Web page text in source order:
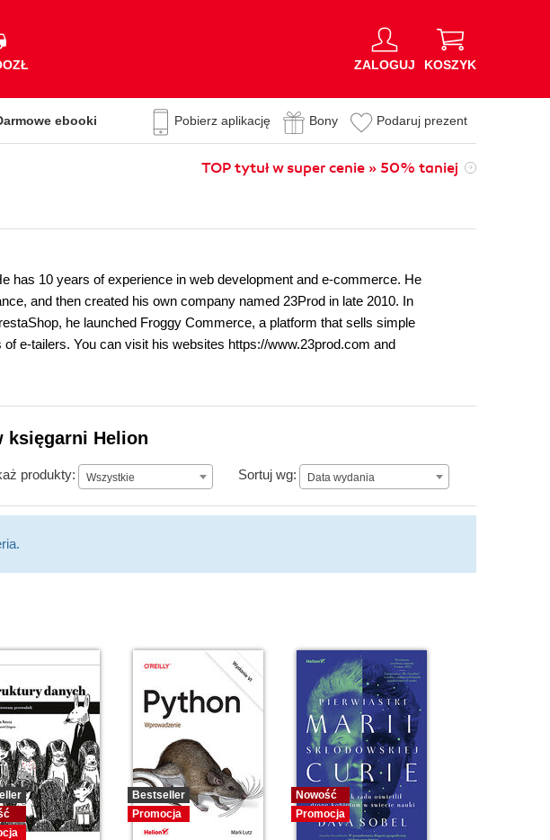
ZALOGUJ KOSZYK
ebooki Pobierz aplikację Bony Podaruj prezent
TOP tytuł w super cenie » 50% taniej
has 10 years of experience in web development and e-commerce. He
and then created his own company named 23Prod in late 2010. In
he launched Froggy Commerce, a platform that sells simple
e-tailers. You can visit his websites https://www.23prod.com and
księgarni Helion
produkty: Wszystkie Sortuj wg: Data wydania
Data wydania
Bestseller
Promocja
Nowość
Promocja